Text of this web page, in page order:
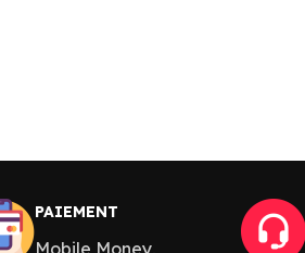
PAIEMENT
Mobile Money,